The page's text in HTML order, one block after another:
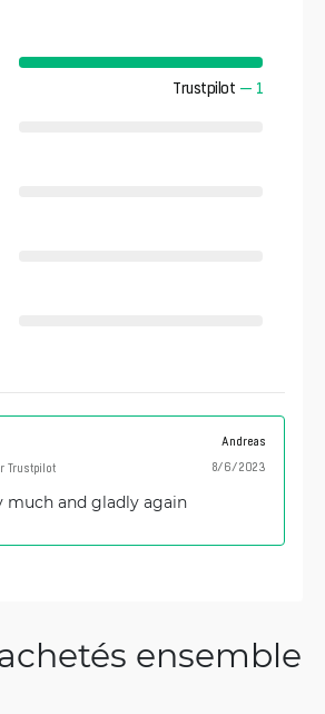
Trustpilot — 1
Andreas
8/6/2023
Trustpilot
much and gladly again
ensemble